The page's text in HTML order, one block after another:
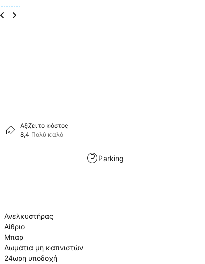
Αξίζει το κόστος
8,4 Πολύ καλό
Parking
Ανελκυστήρας
Αίθριο
Μπαρ
Δωμάτια μη καπνιστών
24ωρη υποδοχή